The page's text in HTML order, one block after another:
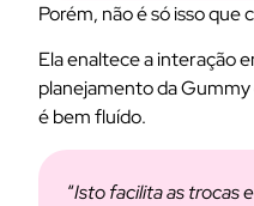
Porém, não é só isso que
Ela enaltece a interação
planejamento da
é bem fluído.
“Isto facilita as trocas